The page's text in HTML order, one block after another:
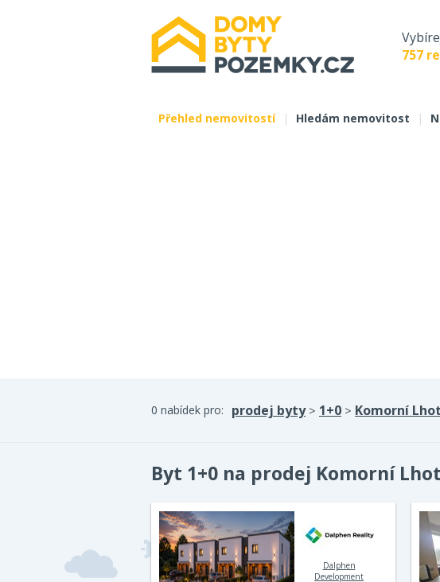
757
Přehled nemovitostí | Hledám nemovitost |
0 nabídek pro: prodej byty> 1+0 > Komorní
Byt 1+0 na prodej Komorní
Dalphen
Development